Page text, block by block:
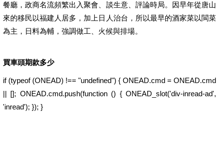
餐廳，政商名流頻繁出入聚會、談生意、評論時局。因早年從唐山
來的移民以福建人居多，加上日人治台，所以最早的酒家菜以閩菜
為主，日料為輔，強調做工、火候與排場。
買車頭期款多少
if (typeof (ONEAD) !== "undefined") { ONEAD.cmd = ONEAD.cmd
|| []; ONEAD.cmd.push(function () { ONEAD_slot('div-inread-ad',
'inread'); }); }